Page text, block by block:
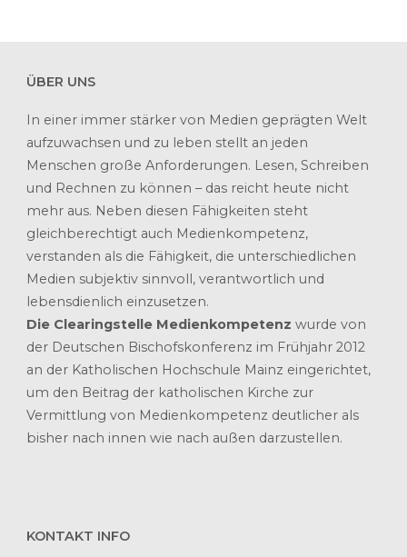
ÜBER UNS
In einer immer stärker von Medien geprägten Welt
aufzuwachsen und zu leben stellt an jeden
Menschen große Anforderungen. Lesen, Schreiben
und Rechnen zu können – das reicht heute nicht
mehr aus. Neben diesen Fähigkeiten steht
gleichberechtigt auch Medienkompetenz,
verstanden als die Fähigkeit, die unterschiedlichen
Medien subjektiv sinnvoll, verantwortlich und
lebensdienlich einzusetzen.
Die Clearingstelle Medienkompetenz wurde von
der Deutschen Bischofskonferenz im Frühjahr 2012
an der Katholischen Hochschule Mainz eingerichtet,
um den Beitrag der katholischen Kirche zur
Vermittlung von Medienkompetenz deutlicher als
bisher nach innen wie nach außen darzustellen.
KONTAKT INFO